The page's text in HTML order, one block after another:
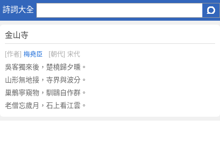
詩詞大全
金
原
文
注
釋
譯
文
金山寺
[作者] 梅堯臣 [朝代] 宋代
吳客獨來後，楚橈歸夕曛。
山形無地接，寺界與波分。
巢鶻寧窺物，馴鷗自作群。
老僧忘歲月，石上看江雲。